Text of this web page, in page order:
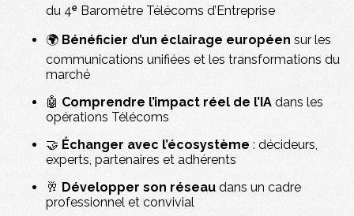
du 4ᵉ Baromètre Télécoms d’Entreprise
🌍 Bénéficier d’un éclairage européen sur les
communications unifiées et les transformations du
marché
🤖 Comprendre l’impact réel de l’IA dans les
opérations Télécoms
🤝 Échanger avec l’écosystème : décideurs,
experts, partenaires et adhérents
🥂 Développer son réseau dans un cadre
professionnel et convivial